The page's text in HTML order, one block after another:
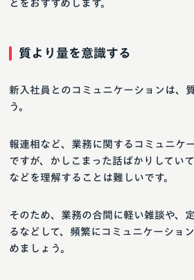
とをおすすめします。
質より量を意識する
新入社員とのコミュニケーションは、
う。
報連相など、業務に関するコミュニケ
ですが、かしこまった話ばかりしてい
などを理解することは難しいです。
そのため、業務の合間に軽い雑談や、
るなどして、頻繁にコミュニケーショ
めましょう。